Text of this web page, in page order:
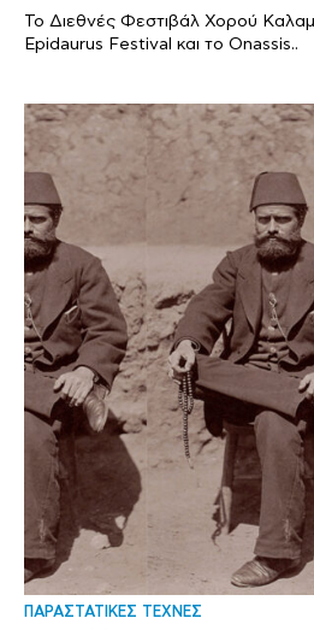
Το Διεθνές Φεστιβάλ Χορού
Epidaurus Festival και το Onassis..
ΠΑΡΑΣΤΑΤΙΚΕΣ ΤΕΧΝΕΣ